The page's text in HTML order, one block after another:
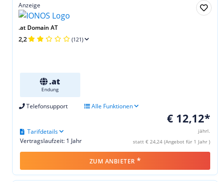
Anzeige
.at Domain AT
2,2 (121)
.at
Endung
Telefonsupport Alle Funktionen
€ 12,12*
jährl.
statt € 24,24 (Angebot für 1 Jahr )
Vertragslaufzeit: 1 Jahr
Tarifdetails
ZUM ANBIETER *